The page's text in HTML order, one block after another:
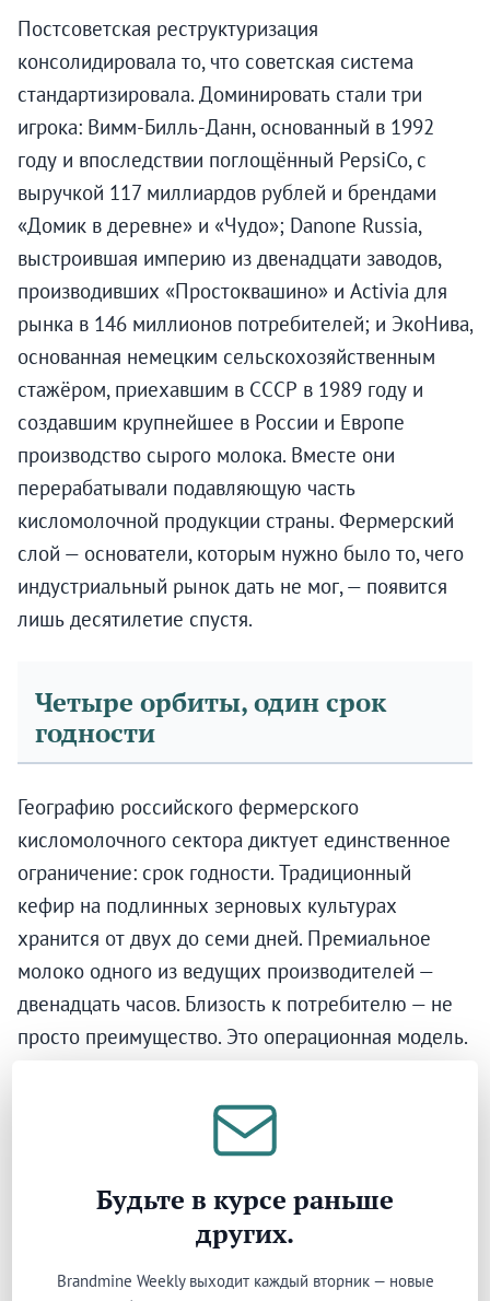
Постсоветская реструктуризация
консолидировала то, что советская система
стандартизировала. Доминировать стали три
игрока: Вимм-Билль-Данн, основанный в 1992
году и впоследствии поглощённый PepsiCo, с
выручкой 117 миллиардов рублей и брендами
«Домик в деревне» и «Чудо»; Danone Russia,
выстроившая империю из двенадцати заводов,
производивших «Простоквашино» и Activia для
рынка в 146 миллионов потребителей; и ЭкоНива,
основанная немецким сельскохозяйственным
стажёром, приехавшим в СССР в 1989 году и
создавшим крупнейшее в России и Европе
производство сырого молока. Вместе они
перерабатывали подавляющую часть
кисломолочной продукции страны. Фермерский
слой — основатели, которым нужно было то, чего
индустриальный рынок дать не мог, — появится
лишь десятилетие спустя.
Четыре орбиты, один срок
годности
Географию российского фермерского
кисломолочного сектора диктует единственное
ограничение: срок годности. Традиционный
кефир на подлинных зерновых культурах
хранится от двух до семи дней. Премиальное
молоко одного из ведущих производителей —
двенадцать часов. Близость к потребителю — не
просто преимущество. Это операционная модель.
Каждый крупный фермерский бренд в нашем
исследовании работает в радиусе 250
километров от центра Москвы, производя
премиальный кефир, ряженку, творог, молоко A2
двадцати миллионов потребителей, готовых
Будьте в курсе раньше
других.
Brandmine Weekly выходит каждый вторник — новые